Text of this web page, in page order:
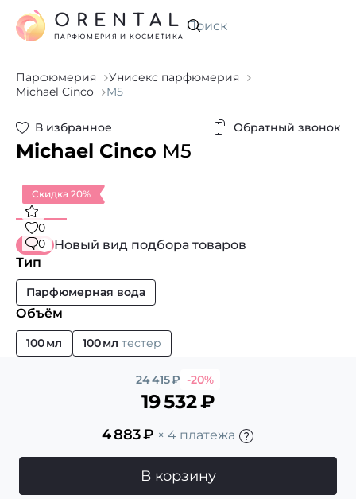
Искать
ORENTAL
ПАРФЮМЕРИЯ И КОСМЕТИКА
Парфюмерия
Унисекс парфюмерия
Michael Cinco
M5
В избранное Обратный звонок
Michael Cinco M5
Скидка 20%
0
0
Новый вид подбора товаров
Тип
Парфюмерная вода
Объём
100 мл 100 мл тестер
24 415₽ -20%
19 532₽
4 883₽ × 4 платежа
В корзину